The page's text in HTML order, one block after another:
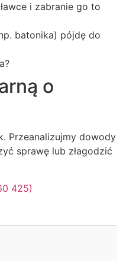
i zabranie go to
batonika) pójdę do
o
Przeanalizujmy dowody
sprawę lub złagodzić
425)